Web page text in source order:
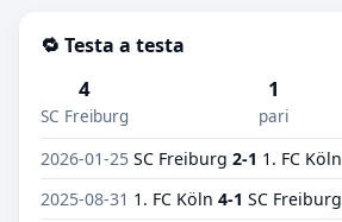
🔁 Testa a testa
4
SC Freiburg
1
pari
2026-01-25 SC Freiburg 2-1 1. FC Köln
2025-08-31 1. FC Köln 4-1 SC Freiburg